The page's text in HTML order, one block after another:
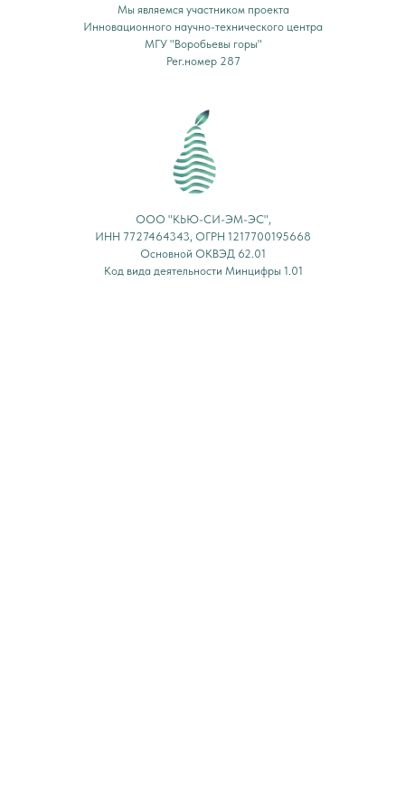
Мы являемся участником проекта
Инновационного научно-технического центра
МГУ "Воробьевы горы"
Рег.номер 287
ООО "КЬЮ-СИ-ЭМ-ЭС",
ИНН 7727464343, ОГРН 1217700195668
Основной ОКВЭД 62.01
Код вида деятельности Минцифры 1.01